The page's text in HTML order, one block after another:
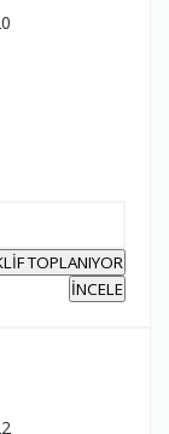
TOPLANIYOR
İNCELE